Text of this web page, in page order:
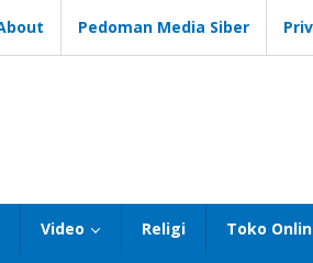
Pedoman Media Siber
Video Religi Toko